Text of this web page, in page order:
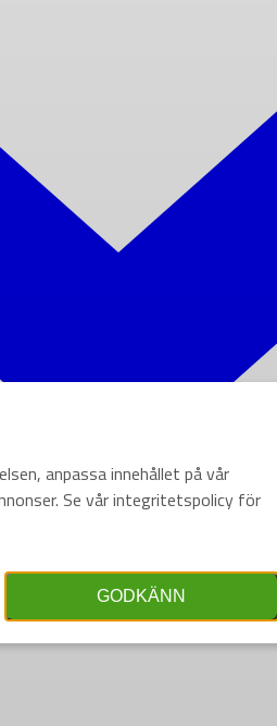
anpassa innehållet på vår
Se vår integritetspolicy för
GODKÄNN